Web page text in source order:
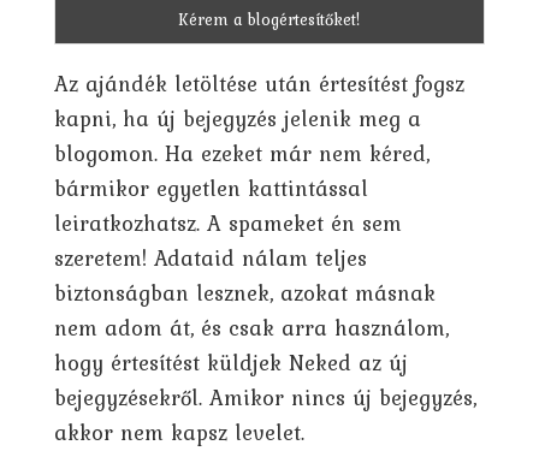
Az ajándék letöltése után értesítést fogsz
kapni, ha új bejegyzés jelenik meg a
blogomon. Ha ezeket már nem kéred,
bármikor egyetlen kattintással
leiratkozhatsz. A spameket én sem
szeretem! Adataid nálam teljes
biztonságban lesznek, azokat másnak
nem adom át, és csak arra használom,
hogy értesítést küldjek Neked az új
bejegyzésekről. Amikor nincs új bejegyzés,
akkor nem kapsz levelet.